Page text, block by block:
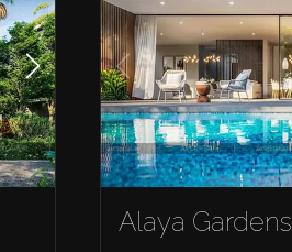
Alaya Gardens